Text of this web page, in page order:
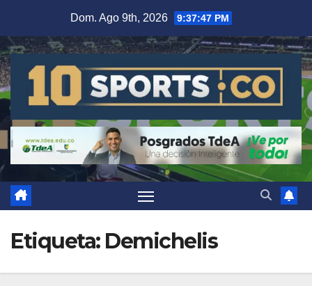
Dom. Ago 9th, 2026 9:37:48 PM
Etiqueta: Demichelis